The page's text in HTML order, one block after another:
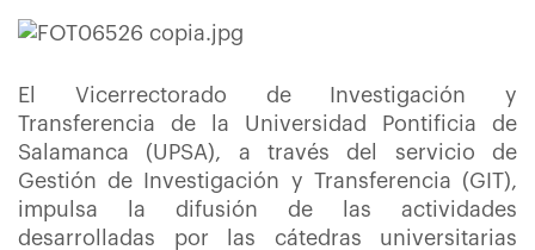
El Vicerrectorado de Investigación y
Transferencia de la Universidad Pontificia de
Salamanca (UPSA), a través del servicio de
Gestión de Investigación y Transferencia (GIT),
impulsa la difusión de las actividades
desarrolladas por las cátedras universitarias